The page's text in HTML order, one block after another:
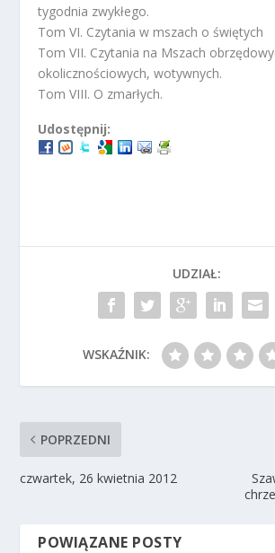
tygodnia zwykłego.
Tom VI. Czytania w mszach o świętych
Tom VII. Czytania na Mszach
okolicznościowych, wotywnych.
Tom VIII. O zmarłych.
Udostępnij:
UDZIAŁ:
WSKAŹNIK:
POPRZEDNI
czwartek, 26 kwietnia 2012
POWIĄZANE POSTY